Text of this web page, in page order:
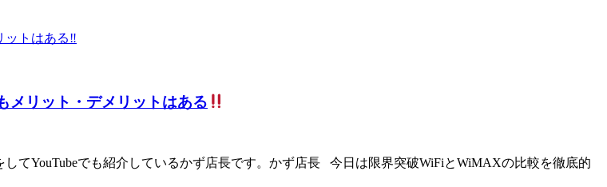
メリット・デメリットはある
てYouTubeでも紹介しているかず店長です。かず店長 今日は限界突破WiFiとWiMAXの比較を徹底的